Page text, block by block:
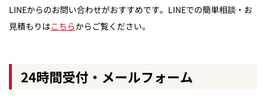
LINEからのお問い合わせがおすすめです。LINEでの簡単相談・お
見積もりはこちらからご覧ください。
24時間受付・メールフォーム